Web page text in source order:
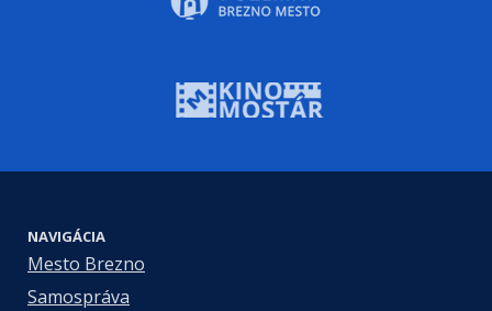
NAVIGÁCIA
Mesto Brezno
Samospráva